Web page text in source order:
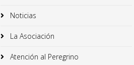
Noticias
La Asociación
Atención al Peregrino